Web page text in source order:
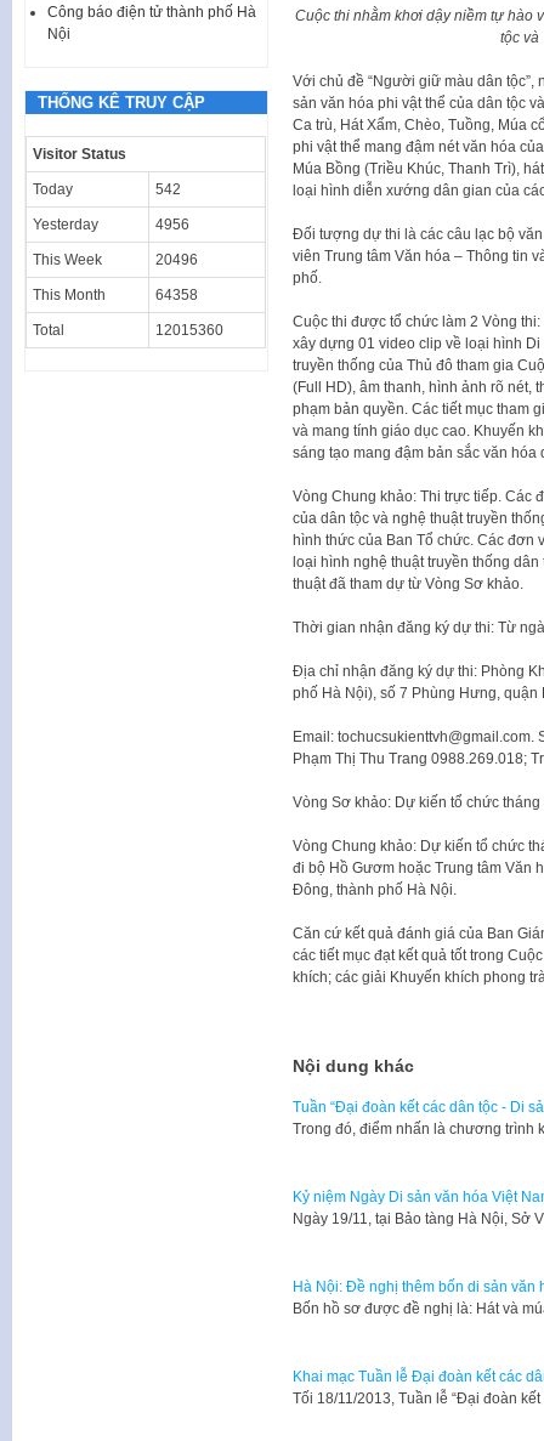
Cuộc thi nhằm khơi dậy niềm tự hào
tộc và
Với chủ đề “Người giữ màu dân
sản văn hóa phi vật thể của dân tộc
Ca trù, Hát Xẩm, Chèo, Tuồng, Múa
phi vật thể mang đậm nét văn hóa
Múa Bồng (Triều Khúc, Thanh Trì),
loại hình diễn xướng dân gian của
Đối tượng dự thi là các câu lạc bộ
viên Trung tâm Văn hóa – Thông tin
phố.
Cuộc thi được tổ chức làm 2 Vòng
xây dựng 01 video clip về loại hình
truyền thống của Thủ đô tham gia
(Full HD), âm thanh, hình ảnh rõ nét,
phạm bản quyền. Các tiết mục tham
và mang tính giáo dục cao. Khuyến
sáng tạo mang đậm bản sắc văn hóa
Vòng Chung khảo: Thi trực tiếp. Các
của dân tộc và nghệ thuật truyền
hình thức của Ban Tổ chức. Các đơn
loại hình nghệ thuật truyền thống
thuật đã tham dự từ Vòng Sơ khảo.
Thời gian nhận đăng ký dự thi: Từ
Địa chỉ nhận đăng ký dự thi: Phòng
phố Hà Nội), số 7 Phùng Hưng,
Email:
Phạm Thị Thu Trang 0988.269.018;
Vòng Sơ khảo: Dự kiến tổ chức tháng
Vòng Chung khảo: Dự kiến tổ chức
đi bộ Hồ Gươm hoặc Trung tâm Văn
Đông, thành phố Hà Nội.
Căn cứ kết quả đánh giá của Ban
các tiết mục đạt kết quả tốt trong
khích; các giải Khuyến khích phong
Nội dung khác
Tuần “Đại đoàn kết các dân tộc - Di
Trong đó, điểm nhấn là chương trình
Kỷ niệm Ngày Di sản văn hóa Việt
​Ngày 19/11, tại Bảo tàng Hà Nội, Sở
Hà Nội: Đề nghị thêm bốn di sản văn
Bốn hồ sơ được đề nghị là: Hát và
Khai mạc Tuần lễ Đại đoàn kết các
​Tối 18/11/2013, Tuần lễ “Đại đoàn
Công báo điện tử thành phố Hà
Nội
THỐNG KÊ TRUY CẬP
Visitor Status
Today 542
Yesterday 4956
This Week 20496
This Month 64358
Total 12015360